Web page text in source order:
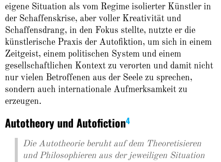
eigene Situation als vom Regime isolierter Künstler in
der Schaffenskrise, aber voller Kreativität und
Schaffensdrang, in den Fokus stellte, nutzte er die
künstlerische Praxis der Autofiktion, um sich in einem
Zeitgeist, einem politischen System und einem
gesellschaftlichen Kontext zu verorten und damit nicht
nur vielen Betroffenen aus der Seele zu sprechen,
sondern auch internationale Aufmerksamkeit zu
erzeugen.
Autotheory und Autofiction4
Die Autotheorie beruht auf dem Theoretisieren
und Philosophieren aus der jeweiligen Situation